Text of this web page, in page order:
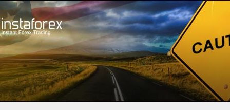
关于InstaForex